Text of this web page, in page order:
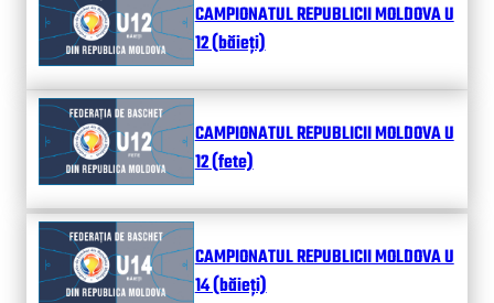
CAMPIONATUL REPUBLICII MOLDOVA U
12 (băieți)
CAMPIONATUL REPUBLICII MOLDOVA U
12 (fete)
CAMPIONATUL REPUBLICII MOLDOVA U
14 (băieți)